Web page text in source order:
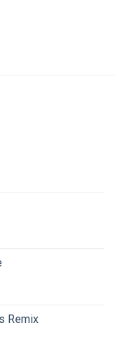
Remix